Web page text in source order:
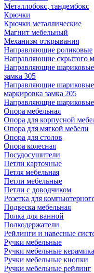
Металлобокс, тандембокс
Крючки
Крючки металлические
Магнит мебельный
Механизм открывания
Направляющие роликовые
Направляющие скрытого
Направляющие
замка 305
Направляющие
маркировка замка 205
Направляющие шариковые
Опора мебельная
Опора для корпусной
Опора для мягкой мебели
Опора для столов
Опора колесная
Посудосушители
Петли карточные
Петля мебельная
Петли мебельные
Петли с доводчиком
Розетка для
Подвеска мебельная
Полка для ванной
Полкодержатели
Рейлинги и навесные
Ручки мебельные
Ручки мебельные керамика
Ручки мебельные кнопки
Ручки мебельные рейлинг